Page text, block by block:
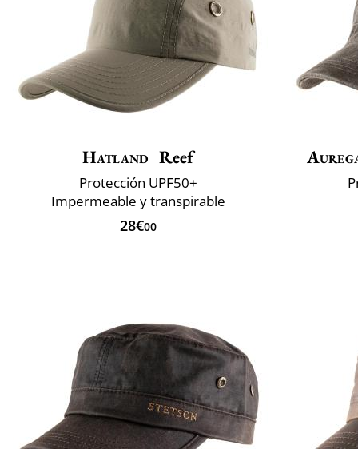
Hatland Reef
Protección UPF50+
Impermeable y transpirable
28€00